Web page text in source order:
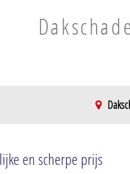
en scherpe prijs